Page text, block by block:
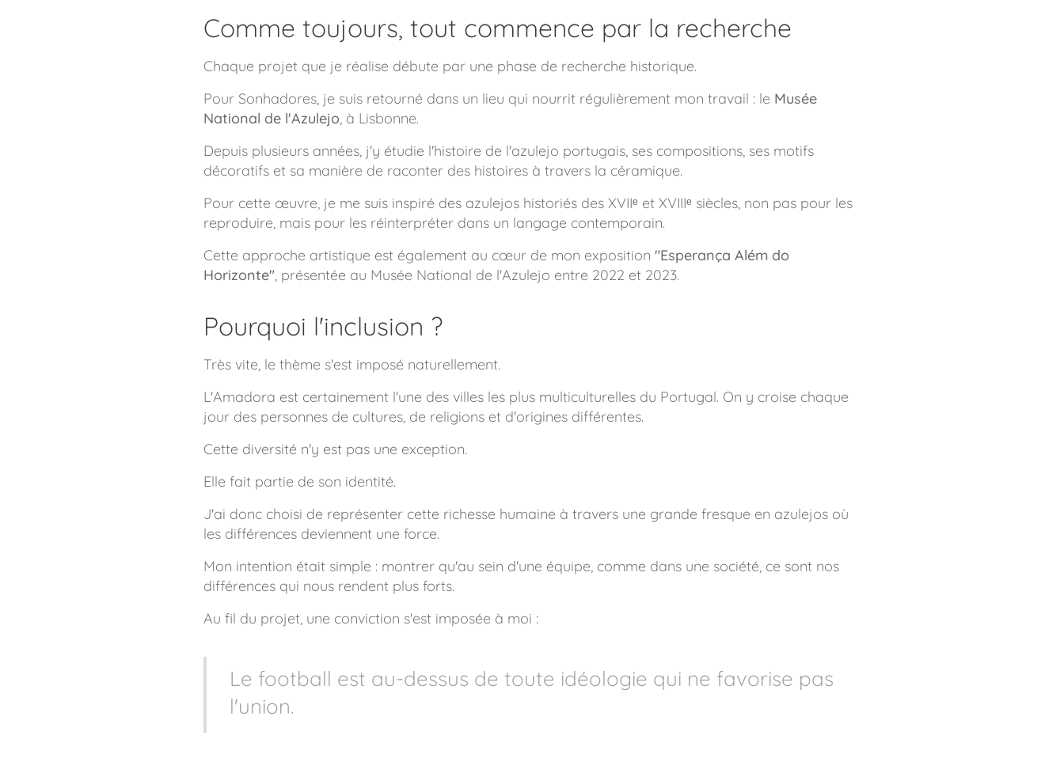
Comme toujours, tout commence par la recherche
Chaque projet que je réalise débute par une phase de recherche historique.
Pour Sonhadores, je suis retourné dans un lieu qui nourrit régulièrement mon travail : le Musée
National de l'Azulejo, à Lisbonne.
Depuis plusieurs années, j'y étudie l'histoire de l'azulejo portugais, ses compositions, ses motifs
décoratifs et sa manière de raconter des histoires à travers la céramique.
Pour cette œuvre, je me suis inspiré des azulejos historiés des XVIIᵉ et XVIIIᵉ siècles, non pas pour les
reproduire, mais pour les réinterpréter dans un langage contemporain.
Cette approche artistique est également au cœur de mon exposition "Esperança Além do
Horizonte", présentée au Musée National de l'Azulejo entre 2022 et 2023.
Pourquoi l'inclusion ?
Très vite, le thème s'est imposé naturellement.
L'Amadora est certainement l'une des villes les plus multiculturelles du Portugal. On y croise chaque
jour des personnes de cultures, de religions et d'origines différentes.
Cette diversité n'y est pas une exception.
Elle fait partie de son identité.
J'ai donc choisi de représenter cette richesse humaine à travers une grande fresque en azulejos où
les différences deviennent une force.
Mon intention était simple : montrer qu'au sein d'une équipe, comme dans une société, ce sont nos
différences qui nous rendent plus forts.
Au fil du projet, une conviction s'est imposée à moi :
Le football est au-dessus de toute idéologie qui ne favorise pas
l'union.